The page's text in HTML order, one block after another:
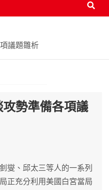
議題雛析
勢準備各項議
燮、邱太三等人的一系列
正充分利用美國白宮當局